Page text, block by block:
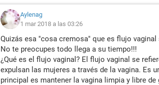
Aylenag
1 mar 2018 a las 03:26
Quizás esa "cosa cremosa" que es flujo
No te preocupes todo llega a su tiempo!!!
¿Qué es el flujo vaginal? El flujo vaginal se
expulsan las mujeres a través de la vagina. Es
principal es mantener la vagina limpia y libre de